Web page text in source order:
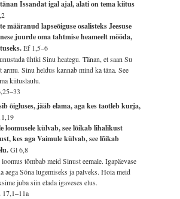
Issandat igal ajal, alati on tema kiitus
määranud lapseõiguse osalisteks Jeesuse
juurde oma tahtmise heameelt mööda,
Ef 1,5–6
ühtki Sinu heategu. Tänan, et saan Su
armu. Sinu heldus kannab mind ka täna. See
kiituslaulu.
õigluses, jääb elama, aga kes taotleb kurja,
loomusele külvab, see lõikab lihalikust
kes aga Vaimule külvab, see lõikab
Gl 6,8
tõmbab meid Sinust eemale. Igapäevase
aega Sõna lugemiseks ja palveks. Hoia meid
juba siin elada igaveses elus.